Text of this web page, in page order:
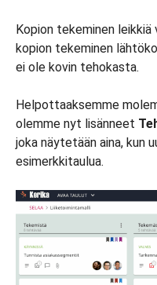
Kopion tekeminen
kopion tekeminen
ei ole kovin tehokasta.
Helpottaaksemme
olemme nyt lisänneet
joka näytetään aina, kun
esimerkkitaulua.